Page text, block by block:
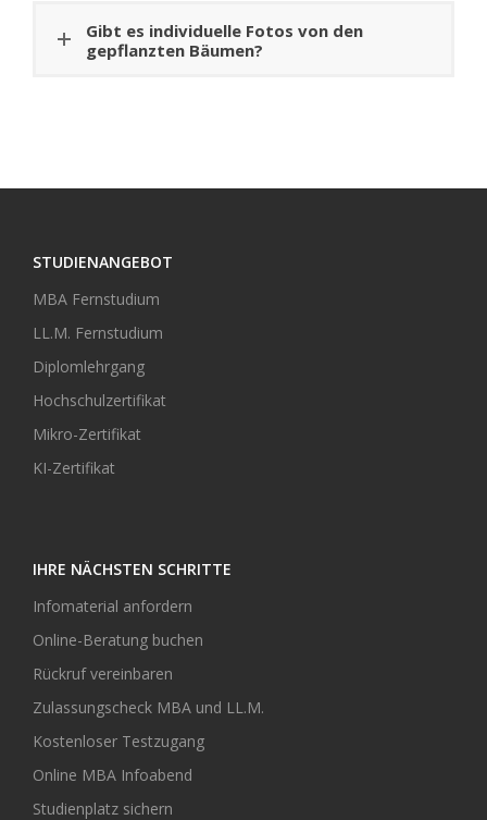
Gibt es individuelle Fotos von den
gepflanzten Bäumen?
STUDIENANGEBOT
MBA Fernstudium
LL.M. Fernstudium
Diplomlehrgang
Hochschulzertifikat
Mikro-Zertifikat
KI-Zertifikat
IHRE NÄCHSTEN SCHRITTE
Infomaterial anfordern
Online-Beratung buchen
Rückruf vereinbaren
Zulassungscheck MBA und LL.M.
Kostenloser Testzugang
Online MBA Infoabend
Studienplatz sichern